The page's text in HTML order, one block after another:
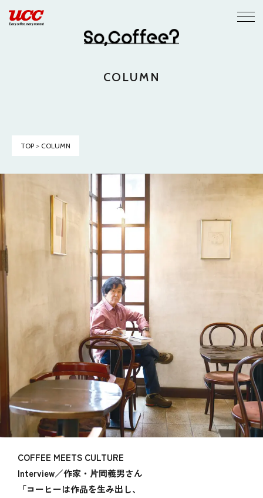
COLUMN
TOP > COLUMN
COFFEE MEETS CULTURE
Interview／作家・片岡義男さん
「コーヒーは作品を生み出し、